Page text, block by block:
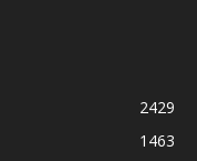
2429
1463